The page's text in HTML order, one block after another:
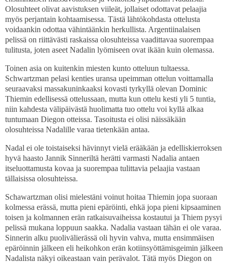
Olosuhteet olivat aavistuksen viileät, jollaiset odottavat pelaajia
myös perjantain kohtaamisessa. Tästä lähtökohdasta ottelusta
voidaankin odottaa vähintäänkin herkullista. Argentiinalaisen
pelissä on riittävästi raskaissa olosuhteissa vaadittavaa suorempaa
tulitusta, joten aseet Nadalin lyömiseen ovat ikään kuin olemassa.
Toinen asia on kuitenkin miesten kunto otteluun tultaessa.
Schwartzman pelasi kenties uransa upeimman ottelun voittamalla
seuraavaksi massakuninkaaksi kovasti tyrkyllä olevan Dominic
Thiemin edellisessä ottelussaan, mutta kun ottelu kesti yli 5 tuntia,
niin kahdesta välipäivästä huolimatta tuo ottelu voi kyllä alkaa
tuntumaan Diegon otteissa. Tasoitusta ei olisi näissäkään
olosuhteissa Nadalille varaa tietenkään antaa.
Nadal ei ole toistaiseksi hävinnyt vielä erääkään ja edelliskierroksen
hyvä haasto Jannik Sinneriltä herätti varmasti Nadalia antaen
itseluottamusta kovaa ja suorempaa tulittavia pelaajia vastaan
tällaisissa olosuhteissa.
Schawartzman olisi mielestäni voinut hoitaa Thiemin jopa suoraan
kolmessa erässä, mutta pieni epäröinti, ehkä jopa pieni kipsaaminen
toisen ja kolmannen erän ratkaisuvaiheissa kostautui ja Thiem pysyi
pelissä mukana loppuun saakka. Nadalia vastaan tähän ei ole varaa.
Sinnerin alku puolivälierässä oli hyvin vahva, mutta ensimmäisen
epäröinnin jälkeen eli heikohkon erän kotiinsyöttämisgeimin jälkeen
Nadalista näkyi oikeastaan vain perävalot. Tätä myös Diegon on